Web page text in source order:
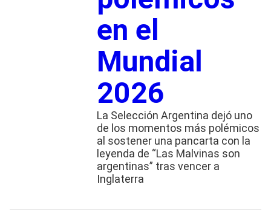
en el
Mundial
2026
La Selección Argentina dejó uno
de los momentos más polémicos
al sostener una pancarta con la
leyenda de “Las Malvinas son
argentinas” tras vencer a
Inglaterra